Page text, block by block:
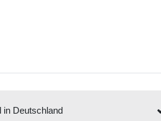
in Deutschland